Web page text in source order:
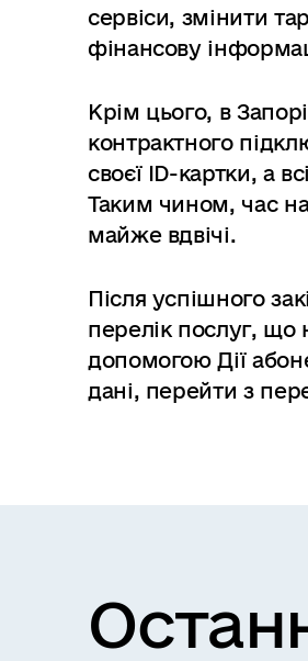
сервіси, змінити
фінансову
Крім цього, в
контрактного
своєї ID-картки, а
Таким чином, час
майже вдвічі.
Після успішного
перелік послуг, що
допомогою Дії
дані, перейти з